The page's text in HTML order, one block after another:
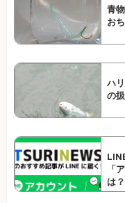
青
お
ハ
の
「
は？